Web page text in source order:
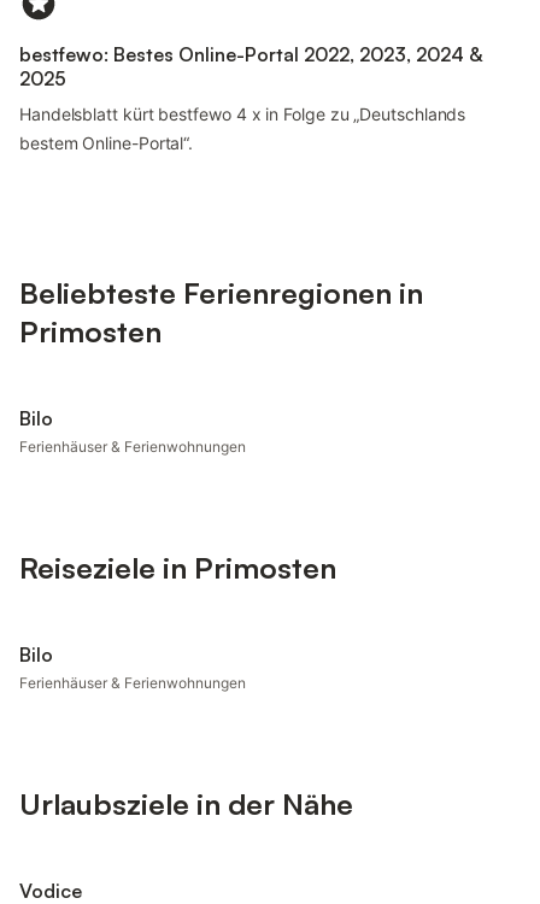
bestfewo: Bestes Online-Portal 2022, 2023, 2024 &
2025
Handelsblatt kürt bestfewo 4 x in Folge zu „Deutschlands
bestem Online-Portal“.
Beliebteste Ferienregionen in
Primosten
Bilo
Ferienhäuser & Ferienwohnungen
Reiseziele in Primosten
Bilo
Ferienhäuser & Ferienwohnungen
Urlaubsziele in der Nähe
Vodice